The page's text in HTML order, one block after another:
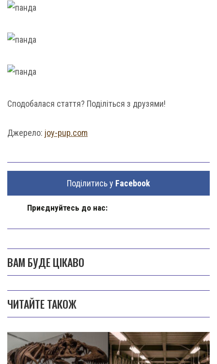
Сподобалася стаття? Поділіться з друзями!
Джерело: joy-pup.com
Поділитись у Facebook
Приєднуйтесь до нас:
ВАМ БУДЕ ЦІКАВО
ЧИТАЙТЕ ТАКОЖ